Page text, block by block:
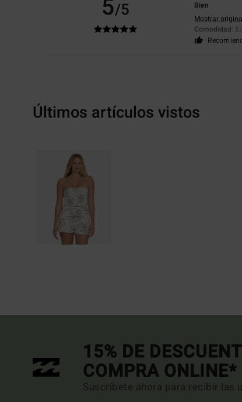
5/5
Bien
Mostrar
Comodidad: 5
Últimos artículos vistos
15% DE
COMPRA ONLINE*
Suscríbete ahora para recibir las